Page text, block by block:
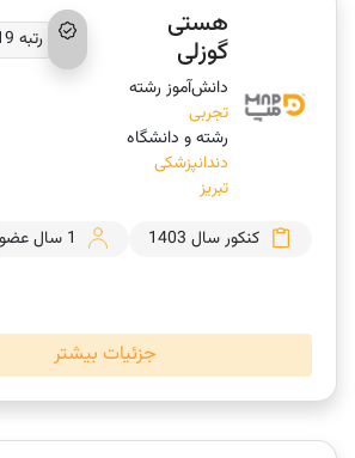
هستی
گوزلی
دانش‌‎آموز رشته
تجربی
رشته و دانشگاه
دندانپزشکی
تبریز
رتبه 419 منطقه دو
کنکور سال 1403
جزئیات بیشتر